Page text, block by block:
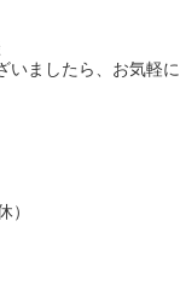
いましたら、お気軽に
）